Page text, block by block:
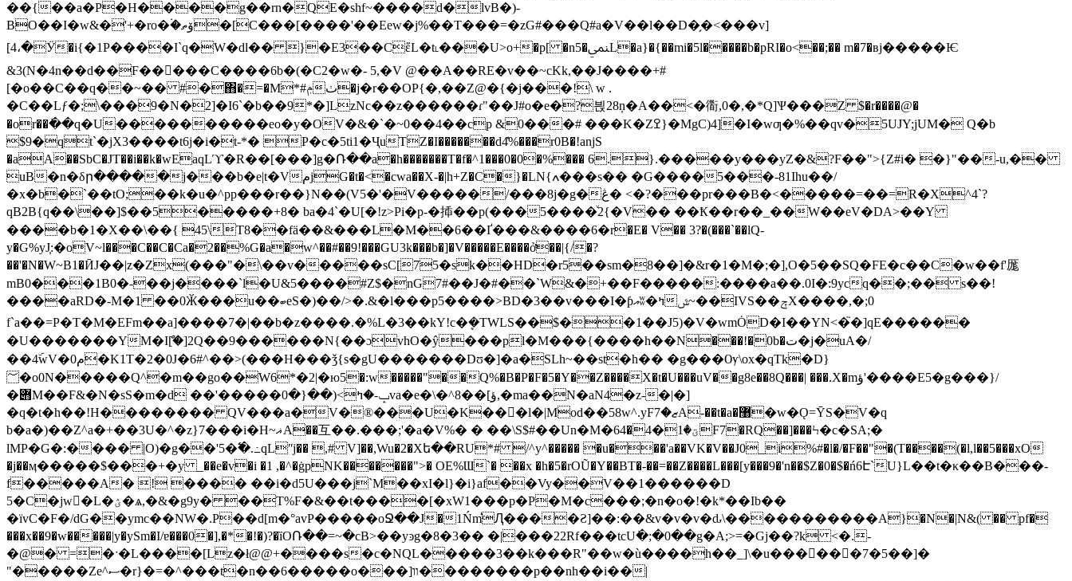
��{��a�P�H����g��rn�QE�shf~����ԁ�lvB�)-
BO��I�w&�'+�ro�۬�ۆތ�[C���[����'��Eew�j%��T���=�zG#���Q#a�V��l��D�̗�<���v]
[4،�Ӱ�i{�1P����I`q�W�dl�� }�E3��CἕL�t˪���U>o+�p[ �n5�ﶚL�a}�{��mi�5l�����b�pRI�o<��;�� m�7�вj�����Ѥ
&3(N�4n��d��F�����C����6b�(�C2�w�- 5,�V @��A��RE�v��~cKk,��J����+#
[�o��C��q��~�� #�΋�=�M*#ݦٺ�j�r��OP{�,��Z@�{�j���!\ w .
�C��Lƒ�;\���9�N�2]�I6`�b��9*�]LzNc��z������ɾ"��J#o�e�?븭28ņ�A��<�衟,0�,�*Q]Ѱ���Z $�r����@�
�or��߭��q�U����������eo�y�OV�&�`�~0��4��cp &0���# ���K�Zߐ}�MgC)4]�I�wƣ�%��qv�5UJY;jUM� Q�b
$9�qt`�jX3����t6j�i�t-*� P�c�5ti1�ҶuTZ�I�������d4͊%���r0B�!aǌS
�aA��SbC�JT��i��k�wEaqLϓ�R��[���]g�Ռ��a�h�������T�f�^1���0�0�%��� 6.}.�����y���yZ�&?F��">{Z#i� �}"��-u,��
uB�n�δր�����j���b�e|t�VمjG�t�<�cwa��X-�|h+Z�C�}�LN{ߍ���s�� �G����5���-81Ihu��/
�x�b�`��tO;��k�u�^pp���r��}N��(V5�'�V�����/���8j�g�ڠ� <�?���pr���B�<�����=��=R�X^4`?
qB2B{q��\��]$��5�����+8� ba�4`�U[�!z>Pi�p-�揷��p(���5����ͮ2{�V�� ��Ҟ��r��_��W��eV�DA>��Y
����b�1�X��\��{ 45\T8��fä��&���L�M��6��Ґ���&����6�r�E� V�� 3?�(���`��lQ-
y�G%yJ֧:�oV~l���C��C�Ca�2��%G�a�w^��#��9!���GU3k���b�]�V�����E����ở��|{/�?
��'�N�W~B1�ӢJ��|z�Zx(���"�\��v�����sC[75�sk��HD�r5��sm�8��]�&r�1�M�;�],O�5��SQ�FE�c��C�w��f'厖
mB0���1B0�-��j����`l�U&5����#Z$�nG7#��J�#��`W&�+��F�����:����a��.0I�:9ycq��;�� s��!
����aRD�-M�1 ��0Ӂ���u��ބeS�)��/>�.&�l���p5����>BD�3��v���I�ƥއʬ�ߤ��~ݜIVS��ݼX����,�;0
f`a��=P�T�M�EFm��a]����7 �|��b�z����.�%L�3��kY!c�ܷ�TWLS��$��1��J5)�V�wmȮD�I��YN<�֮�]qE������
�U�������YM�Iް[�]2Q��9������N{��ɔvhO�ŷ���pl�M���{����һ��N���!�0b�ت�j�uA�/
��4ۜwV�0م�K1T� 2�0J�6#^��>(���H���ǯ{s�gU�������Dʊ�]�a�SLh~��st�h�� �g���Ѹ\ox�qTk�D}
؅�o0N�����Q^�m��go��W6*�2|�ю5�:w�����"��Q%�B�P�F�5�Y��Z����X�t�U���uV��g8e��8Q���| ���.X�mؤ'����E5�g���}/
�݋M��F&�N�sS�m�d ��'�����ݒ-�ߤ>(��{�0va�e�\�^8��[ؤ,�ma��N�aN4�z-�|�]
�q�t�h��!H�������� QV���a�V�®���U�K��󆀑�l�|Mod��58w^.yFޒ�7A-��t�a�޸�w�Ǫ=ȲS�V�q
b�a�)��Z^a�+��3U�^�z}7���i�H~ޣA��互��.���;'�a�V%� � ��\S$#��Un�M�6ؾ�1�4�4F7�RQ��]���Ϟ�c�SA;�
lMP�G�:���� |O)�g��'5�߱�.߸qLʺj�� ,# V]��,Wu�2�Xե��RU*# /^y^����� �u���'a��VK�V��J0_i%#�l�/�F��"�(T����(�l,l��5���xO
�j��ӎ�����$���+�y _��e�v�i �1 ,�^�ġpNK�������">� OE%Ɯ`� ��x �h�5�rOŨ�Y��BT�-��=��Z����L���[y���9�'n��$Z�0�$�ń6Է`U}L��t�κ��B���-
f�����A� ! ���� ��i�d5U���j`M��xI�l}�i}af��Vy��V��1������D
5�C�jw󖭄�L�ؽ�ѧ,�&�g9y� ��T%F�&��t����[�xW1���p�P�M�c���;�n�o�!�k*��Ib��
�ïvC�F�/dG��ymc��NW�.P��d[m�°avP�����oՋ��J�1Ńm͛Ԯ����Ƨ]��:��&v�v�v�ԃ\�����������A}�N�|N&( �� pf�
���x��9�w�����|y�ySm�I/ɐ���0�],�*�!�)?�ȉOՌ��=~�cB>��yͽg�8�3�� �|���22Rf���tcU߭�;�0��g�A;>=�Gj��?k <�.-
�@� =�ˑ�L����[Lz�ł@@+����s�c�NQL�����3��k���R"��w�ù����h��_]\�u������7�5��]�
"�����Ze^ސ�r}�=�^���t�n��6�����o���]װ��������p��nh��i��|